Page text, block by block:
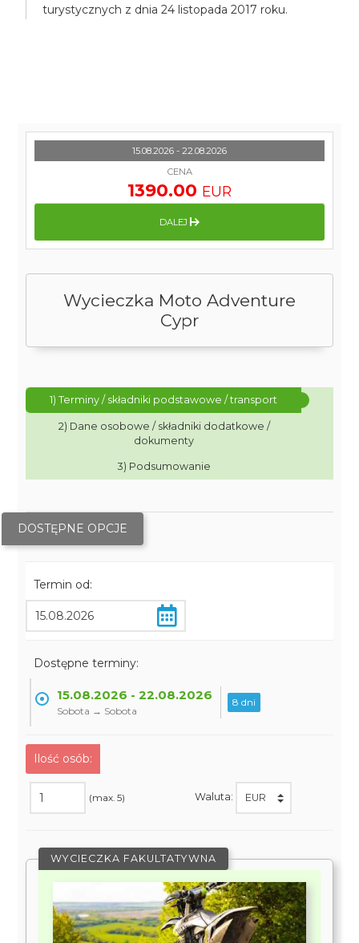
turystycznych z dnia 24 listopada 2017 roku.
Wycieczka Moto Adventure
Cypr
1) Terminy / składniki podstawowe / transport
2) Dane osobowe / składniki dodatkowe /
dokumenty
3) Podsumowanie
DOSTĘPNE OPCJE
Termin od:
Dostępne terminy:
15.08.2026 - 22.08.2026
Sobota → Sobota
8 dni
Ilość osób:
(max. 5) Waluta:
WYCIECZKA FAKULTATYWNA
15.08.2026 - 22.08.2026
CENA
1390.00 EUR
DALEJ